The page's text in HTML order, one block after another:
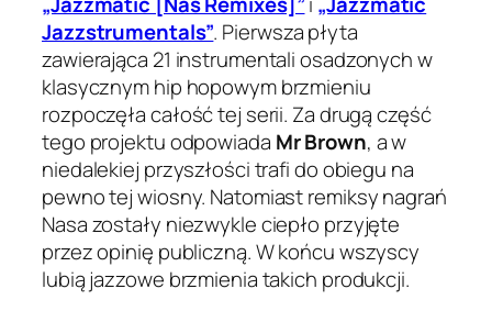
Jazzstrumentals”. Pierwsza płyta
zawierająca 21 instrumentali osadzonych w
klasycznym hip hopowym brzmieniu
rozpoczęła całość tej serii. Za drugą część
tego projektu odpowiada Mr Brown, a w
niedalekiej przyszłości trafi do obiegu na
pewno tej wiosny. Natomiast remiksy nagrań
Nasa zostały niezwykle ciepło przyjęte
przez opinię publiczną. W końcu wszyscy
lubią jazzowe brzmienia takich produkcji.